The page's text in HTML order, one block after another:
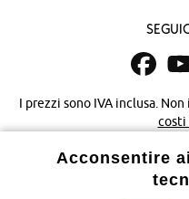
I prezzi sono IVA inclusa.
costi
Condizioni di
Acconsentire